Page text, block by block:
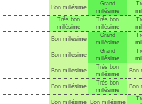
Bon millésime
Grand
millésime
Très bon
millésime
Très bon
millésime
Bon millésime
Grand
millésime
Bon millésime
Grand
millésime
Bon millésime
Très bon
millésime
Bon
Bon millésime
Très bon
millésime
Bon
Bon millésime Bon millésime